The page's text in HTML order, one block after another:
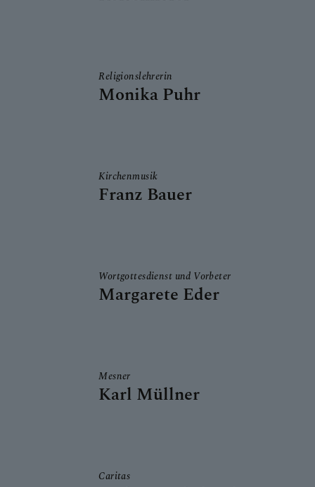
Religionslehrerin
Monika Puhr
Kirchenmusik
Franz Bauer
Wortgottesdienst und Vorbeter
Margarete Eder
Mesner
Karl Müllner
Caritas